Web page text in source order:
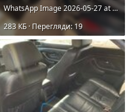
WhatsApp Image 2026-05-27 at 16.47.30 (1).jpeg
283 КБ · Перегляди: 19